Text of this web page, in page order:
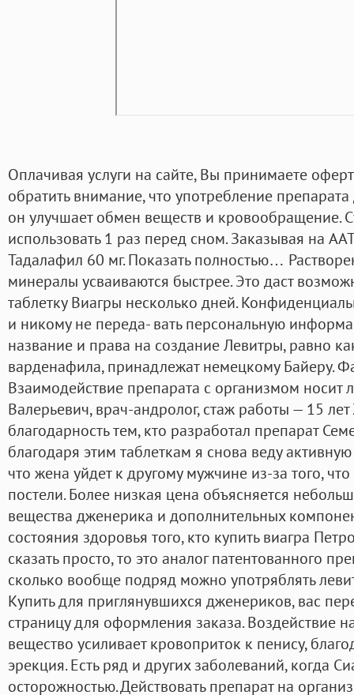
Оплачивая услуги на сайте, Вы принимаете
обратить внимание, что употребление
он улучшает обмен веществ и кровообращение.
использовать 1 раз перед сном. Заказывая на
Тадалафил 60 мг. Показать полностью…
минералы усваиваются быстрее. Это даст
таблетку Виагры несколько дней.
и никому не переда- вать персональную
название и права на создание Левитры, равно
варденафила, принадлежат немецкому Байеру.
Взаимодействие препарата с организмом носит
Валерьевич, врач-андролог, стаж работы — 15
благодарность тем, кто разработал препарат
благодаря этим таблеткам я снова веду
что жена уйдет к другому мужчине из-за того,
постели. Более низкая цена объясняется
вещества дженерика и дополнительных
состояния здоровья того, кто купить виагра
сказать просто, то это аналог патентованного
сколько вообще подряд можно употряблять
Купить для приглянувшихся дженериков, вас
страницу для оформления заказа. Воздействие
вещество усиливает кровоприток к пенису,
эрекция. Есть ряд и других заболеваний, когда
осторожностью. Действовать препарат на